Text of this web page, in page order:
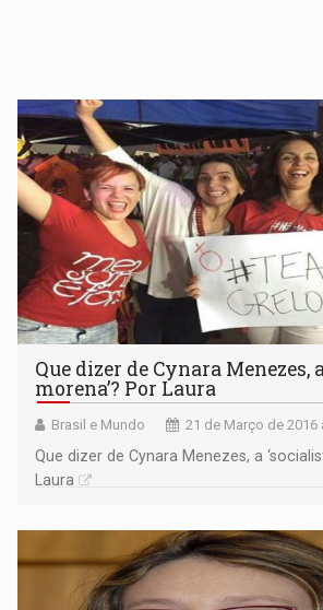
Que dizer de Cynara Menezes,
morena’? Por Laura
Brasil e Mundo 21 de Março de 2016
Que dizer de Cynara Menezes, a
Laura